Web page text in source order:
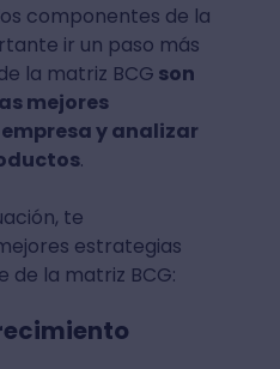
componentes de la
ir un paso más
la matriz BCG son
mejores
y analizar
.
te
estrategias
de la matriz BCG: